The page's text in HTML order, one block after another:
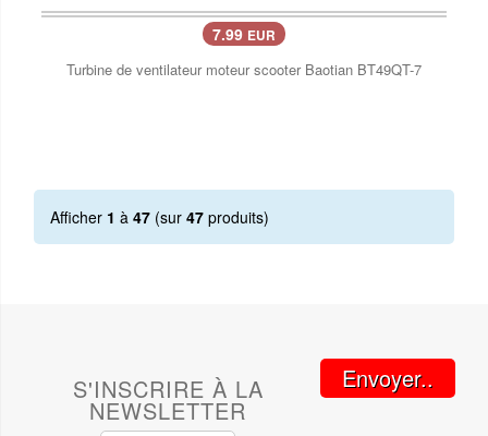
7.99 EUR
Turbine de ventilateur moteur scooter Baotian BT49QT-7
Afficher 1 à 47 (sur 47 produits)
S'INSCRIRE À LA
NEWSLETTER
Envoyer..